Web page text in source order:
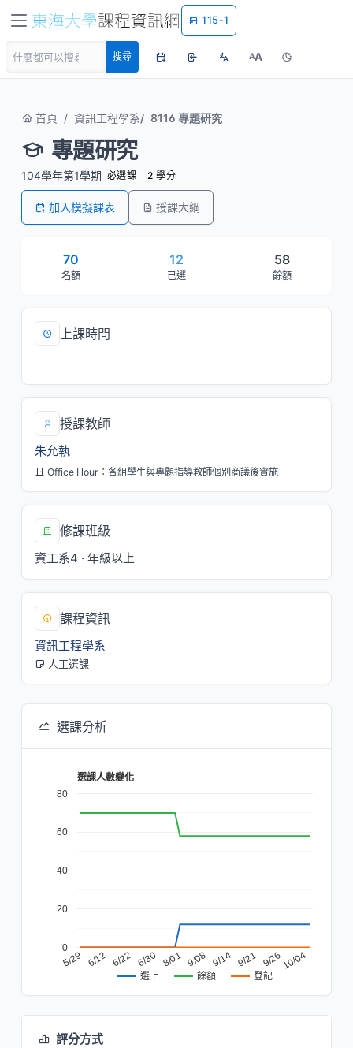
115-1
搜尋 AA
首頁 資訊工程學系 8116 專題研究
專題研究
104學年第1學期 必選課 2 學分
加入模擬課表 授課大綱
70
名額
12
已選
58
餘額
上課時間
授課教師
朱允執
Office Hour：各組學生與專題指導教師個別商議後實施
修課班級
資工系4 · 年級以上
課程資訊
資訊工程學系
人工選課
選課分析
選課人數變化
選上 餘額 登記
5/29 6/12 6/22 6/30 8/01 9/08 9/14 9/21 9/2610/04
0
20
40
60
80
評分方式